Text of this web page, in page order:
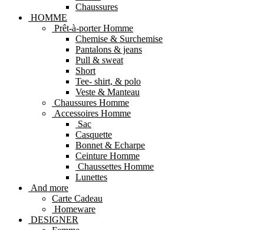
Chaussures
HOMME
Prêt-à-porter Homme
Chemise & Surchemise
Pantalons & jeans
Pull & sweat
Short
Tee- shirt, & polo
Veste & Manteau
Chaussures Homme
Accessoires Homme
Sac
Casquette
Bonnet & Echarpe
Ceinture Homme
Chaussettes Homme
Lunettes
And more
Carte Cadeau
Homeware
DESIGNER